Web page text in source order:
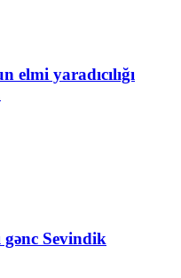
elmi yaradıcılığı
gənc Sevindik